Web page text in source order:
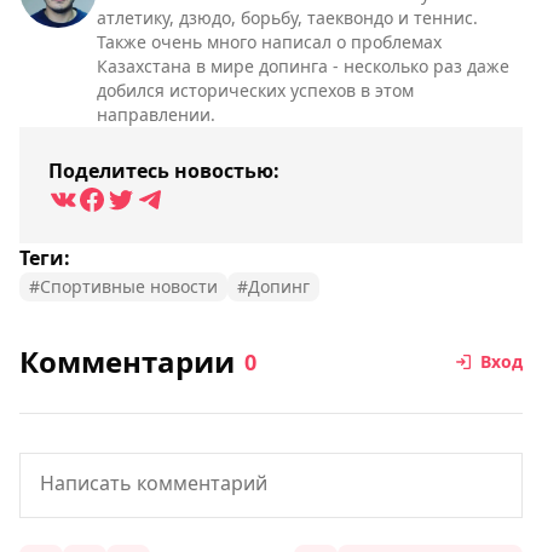
атлетику, дзюдо, борьбу, таеквондо и теннис.
Также очень много написал о проблемах
Казахстана в мире допинга - несколько раз даже
добился исторических успехов в этом
направлении.
Поделитесь новостью:
Теги:
#Спортивные новости #Допинг
Комментарии 0 Вход